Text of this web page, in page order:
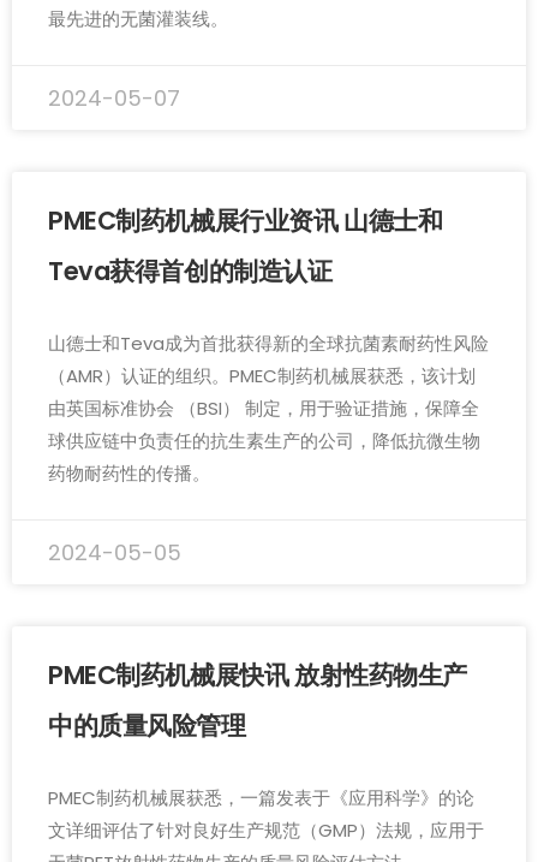
最先进的无菌灌装线。
2024-05-07
PMEC制药机械展行业资讯 山德士和
Teva获得首创的制造认证
山德士和Teva成为首批获得新的全球抗菌素耐药性风险
（AMR）认证的组织。PMEC制药机械展获悉，该计划
由英国标准协会 （BSI） 制定，用于验证措施，保障全
球供应链中负责任的抗生素生产的公司，降低抗微生物
药物耐药性的传播。
2024-05-05
PMEC制药机械展快讯 放射性药物生产
中的质量风险管理
PMEC制药机械展获悉，一篇发表于《应用科学》的论
文详细评估了针对良好生产规范（GMP）法规，应用于